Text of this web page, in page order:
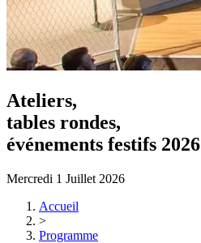
Ateliers,
tables rondes,
événements festifs 2026
Mercredi 1 Juillet 2026
Accueil
>
Programme